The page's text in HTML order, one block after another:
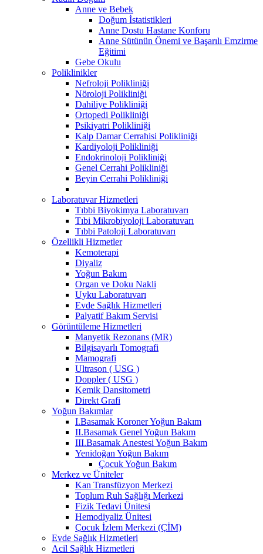
Anne ve Bebek
Doğum İstatistikleri
Anne Dostu Hastane Konforu
Anne Sütünün Önemi ve Başarılı Emzirme
Eğitimi
Gebe Okulu
Poliklinikler
Nefroloji Polikliniği
Nöroloji Polikliniği
Dahiliye Polikliniği
Ortopedi Polikliniği
Psikiyatri Polikliniği
Kalp Damar Cerrahisi Polikliniği
Kardiyoloji Polikliniği
Endokrinoloji Polikliniği
Genel Cerrahi Polikliniği
Beyin Cerrahi Polikliniği
Laboratuvar Hizmetleri
Tıbbi Biyokimya Laboratuvarı
Tıbi Mikrobiyoloji Laboratuvarı
Tıbbi Patoloji Laboratuvarı
Özellikli Hizmetler
Kemoterapi
Diyaliz
Yoğun Bakım
Organ ve Doku Nakli
Uyku Laboratuvarı
Evde Sağlık Hizmetleri
Palyatif Bakım Servisi
Görüntüleme Hizmetleri
Manyetik Rezonans (MR)
Bilgisayarlı Tomografi
Mamografi
Ultrason ( USG )
Doppler ( USG )
Kemik Dansitometri
Direkt Grafi
Yoğun Bakımlar
I.Basamak Koroner Yoğun Bakım
II.Basamak Genel Yoğun Bakım
III.Basamak Anestesi Yoğun Bakım
Yenidoğan Yoğun Bakım
Çocuk Yoğun Bakım
Merkez ve Üniteler
Kan Transfüzyon Merkezi
Toplum Ruh Sağlığı Merkezi
Fizik Tedavi Ünitesi
Hemodiyaliz Ünitesi
Çocuk İzlem Merkezi (ÇİM)
Evde Sağlık Hizmetleri
Acil Sağlık Hizmetleri